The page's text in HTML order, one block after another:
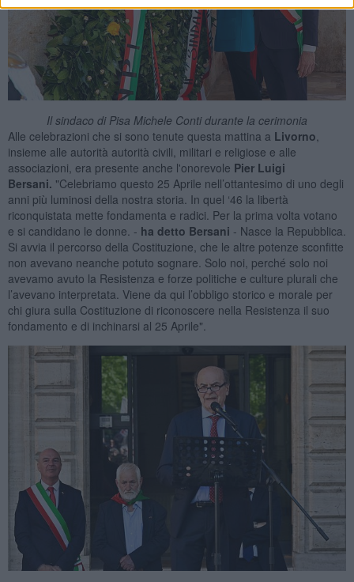
Il sindaco di Pisa Michele Conti durante la cerimonia
Alle celebrazioni che si sono tenute questa mattina a Livorno
insieme alle autorità autorità civili, militari e religiose e alle
associazioni, era presente anche l'onorevole Pier Luigi
Bersani. "Celebriamo questo 25 Aprile nell’ottantesimo di uno degli
anni più luminosi della nostra storia. In quel ‘46 la libertà
riconquistata mette fondamenta e radici. Per la prima volta votano
e si candidano le donne. - ha detto Bersani - Nasce la Repubblica.
Si avvia il percorso della Costituzione, che le altre potenze sconfitte
non avevano neanche potuto sognare. Solo noi, perché solo noi
avevamo avuto la Resistenza e forze politiche e culture plurali che
l’avevano interpretata. Viene da qui l’obbligo storico e morale per
chi giura sulla Costituzione di riconoscere nella Resistenza il suo
fondamento e di inchinarsi al 25 Aprile".